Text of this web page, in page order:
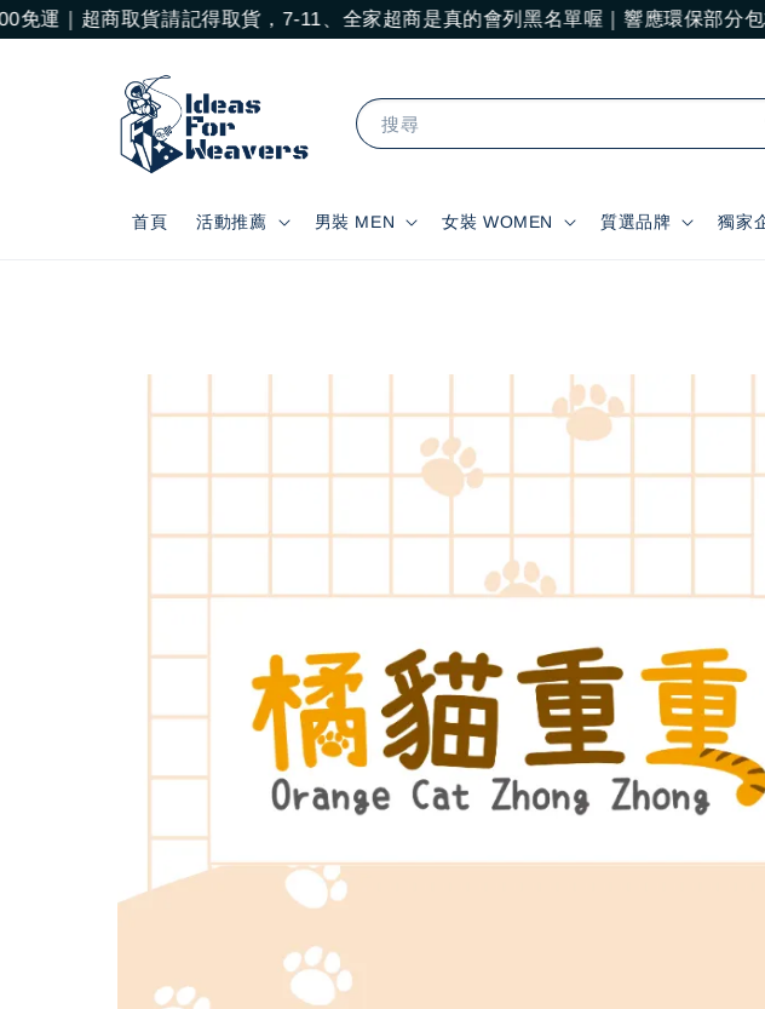
超商取貨請記得取貨，7-11、全家超商是真的會列黑名單喔｜響應環保部分包材將
搜尋
首頁 活動推薦 男裝 MEN 女裝 WOMEN 質選品牌 獨家